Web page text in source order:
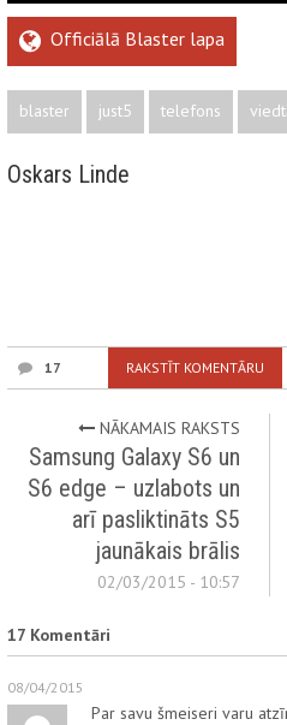
Officiālā Blaster lapa
blaster just5 telefons
Oskars Linde
17 RAKSTĪT KOMENTĀRU
NĀKAMAIS RAKSTS
Samsung Galaxy S6 un
S6 edge – uzlabots un
arī pasliktināts S5
jaunākais brālis
02/03/2015 - 10:57
17 Komentāri
08/04/2015
Par savu šmeiseri varu